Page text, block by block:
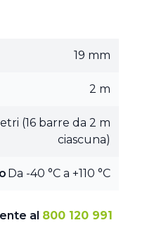
19 mm
2 m
(16 barre da 2 m
ciascuna)
Da -40 °C a +110 °C
al 800 120 991